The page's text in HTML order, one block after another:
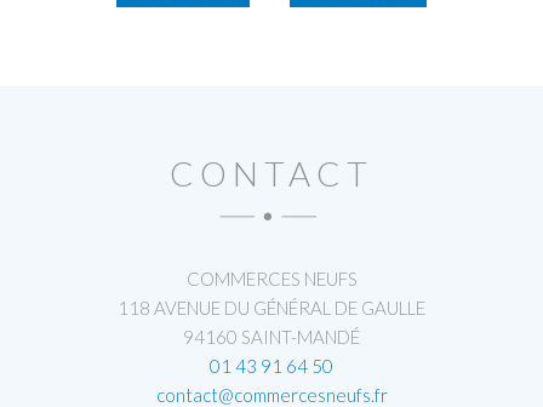
CONTACT
COMMERCES NEUFS
118 AVENUE DU GÉNÉRAL DE GAULLE
94160 SAINT-MANDÉ
01 43 91 64 50
contact@commercesneufs.fr